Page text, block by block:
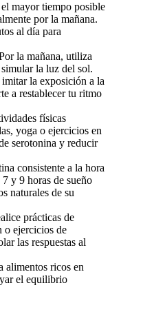
el mayor tiempo posible
por la mañana.
al día para
la mañana, utiliza
la luz del sol.
la exposición a la
a restablecer tu ritmo
físicas
yoga o ejercicios en
serotonina y reducir
consistente a la hora
y 9 horas de sueño
naturales de su
prácticas de
o ejercicios de
las respuestas al
alimentos ricos en
el equilibrio